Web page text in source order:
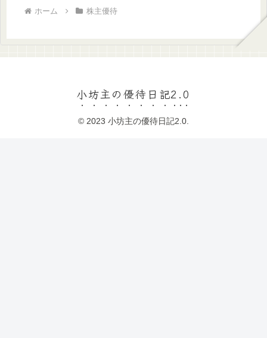
ホーム 株主優待
小坊主の優待日記2.0
© 2023 小坊主の優待日記2.0.